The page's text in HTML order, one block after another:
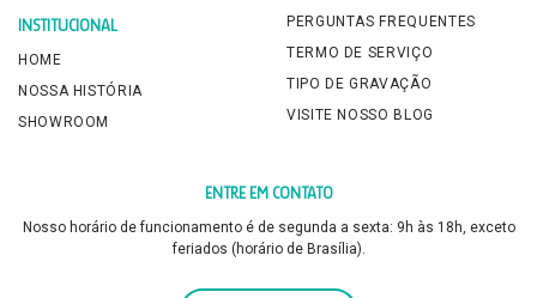
INSTITUCIONAL
HOME
NOSSA HISTÓRIA
SHOWROOM
PERGUNTAS FREQUENTES
TERMO DE SERVIÇO
TIPO DE GRAVAÇÃO
VISITE NOSSO BLOG
ENTRE EM CONTATO
Nosso horário de funcionamento é de segunda a sexta: 9h às 18h, exceto
feriados (horário de Brasília).